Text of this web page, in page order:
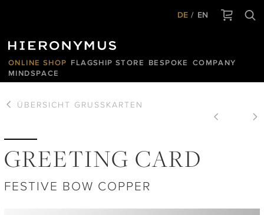
DE EN
ONLINE SHOP FLAGSHIP STORE BESPOKE
COMPANY
MINDSPACE
ÜBERSICHT GRUSSKARTEN
GREETING CARD
FESTIVE BOW COPPER